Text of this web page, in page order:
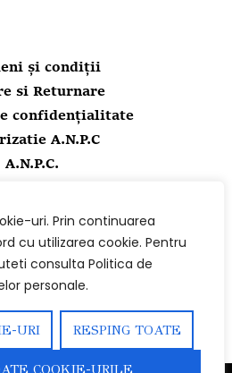
uri. Prin continuarea
cu utilizarea cookie. Pentru
consulta Politica de
personale.
URI RESPING TOATE
COOKIE-URILE
și condiții
si Returnare
confidențialitate
A.N.P.C
A.N.P.C.